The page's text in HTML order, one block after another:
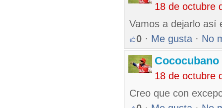
18 de octubre
Vamos a dejarlo así
0 · Me gusta · No
Cococubano
18 de octubre
Creo que con